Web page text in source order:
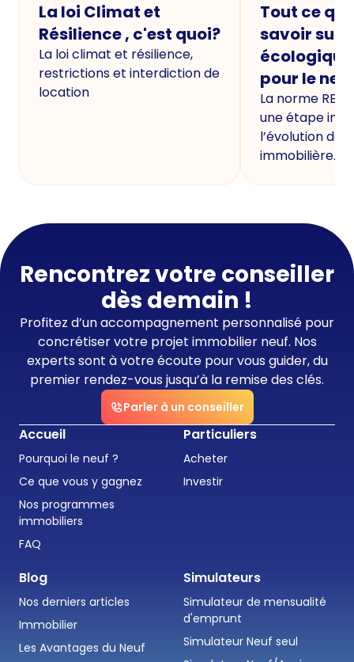
La loi Climat et
Résilience , c'est quoi?
La loi climat et résilience,
restrictions et interdiction de
location
Tout ce
savoir sur
écologique
pour le
La norme
une étape
l’évolution de
immobilière.
Rencontrez votre conseiller
dès demain !
Profitez d’un accompagnement personnalisé pour
concrétiser votre projet immobilier neuf. Nos
experts sont à votre écoute pour vous guider, du
premier rendez-vous jusqu’à la remise des clés.
Parler à un conseiller
Accueil
Pourquoi le neuf ?
Ce que vous y gagnez
Nos programmes
immobiliers
FAQ
Particuliers
Acheter
Investir
Blog
Nos derniers articles
Immobilier
Les Avantages du Neuf
Simulateurs
Simulateur de mensualité
d'emprunt
Simulateur Neuf seul